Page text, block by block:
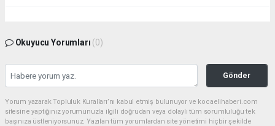
Okuyucu Yorumları (0)
Gönder
Yorum yazarak Topluluk Kuralları’nı kabul etmiş bulunuyor ve kocaelihaberi.com
sitesine yaptığınız yorumunuzla ilgili doğrudan veya dolaylı tüm sorumluluğu tek
başınıza üstleniyorsunuz. Yazılan tüm yorumlardan site yönetimi hiçbir şekilde